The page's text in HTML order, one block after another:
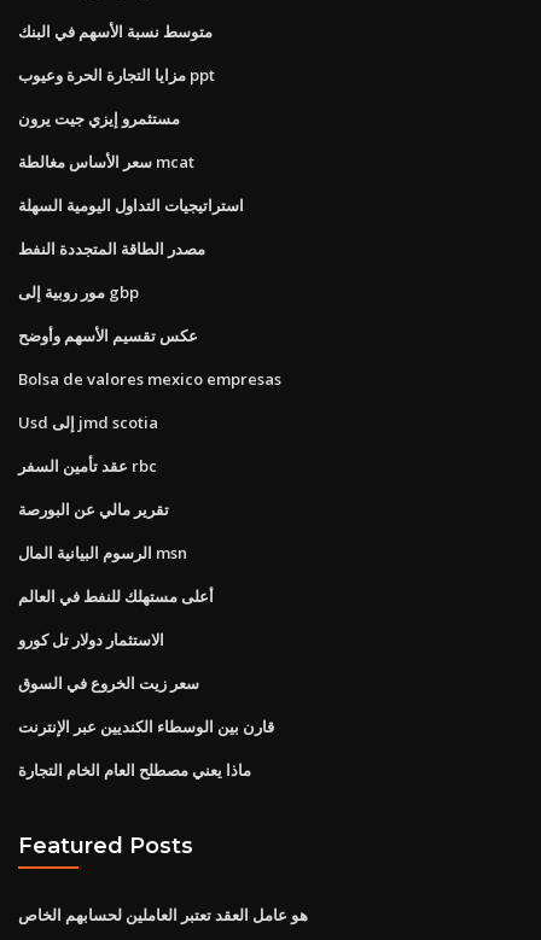
متوسط ​​نسبة الأسهم في البنك
مزايا التجارة الحرة وعيوب ppt
مستثمرو إيزي جيت يرون
سعر الأساس مغالطة mcat
استراتيجيات التداول اليومية السهلة
مصدر الطاقة المتجددة النفط
مور روبية إلى gbp
عكس تقسيم الأسهم وأوضح
Bolsa de valores mexico empresas
Usd إلى jmd scotia
عقد تأمين السفر rbc
تقرير مالي عن البورصة
الرسوم البيانية المال msn
أعلى مستهلك للنفط في العالم
الاستثمار دولار تل كورو
سعر زيت الخروع في السوق
قارن بين الوسطاء الكنديين عبر الإنترنت
ماذا يعني مصطلح العام الخام التجارة
Featured Posts
هو عامل العقد تعتبر العاملين لحسابهم الخاص